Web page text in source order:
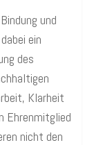
und
ein
des
Klarheit
Ehrenmitglied
nicht den